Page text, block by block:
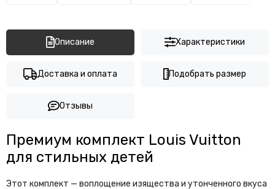
Описание Характеристики
Доставка и оплата Подобрать размер
Отзывы
Премиум комплект Louis Vuitton
для стильных детей
Этот комплект — воплощение изящества и утонченного вкуса